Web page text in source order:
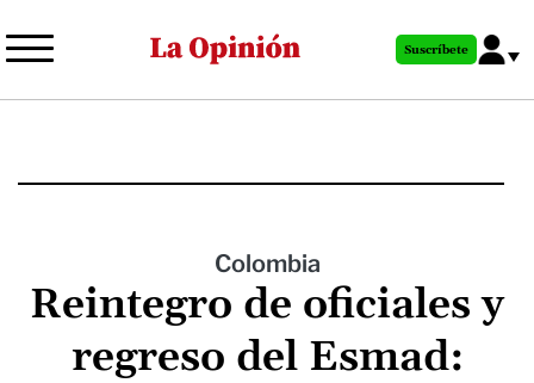
al
principal
Suscríbete
Colombia
Reintegro de oficiales y
regreso del Esmad: